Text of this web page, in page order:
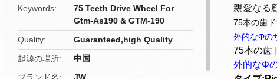
Keywords
75 Teeth Drive Wheel For
Gtm-As190 & GTM-190
Quality
Guaranteed,high Quality
起源の場所
中国
親愛なる
75本の歯
外的なΦの
75本の歯
外的なΦ